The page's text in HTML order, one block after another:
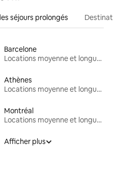
séjours prolongés
Barcelone
Locations moyenne et longue durée
Athènes
Locations moyenne et longue durée
Montréal
Locations moyenne et longue durée
Afficher plus